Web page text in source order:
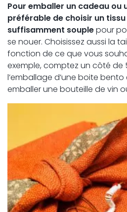
Pour emballer un cadeau ou
préférable de choisir un
suffisamment souplepour
se nouer. Choisissez aussi la
fonction de ce que vous
exemple, comptez un côté de
l’emballage d’une boite
emballer une bouteille de vin